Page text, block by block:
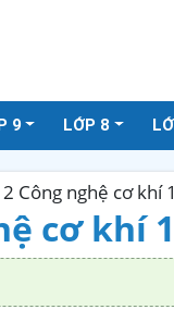
9 LỚP 8
Công nghệ cơ khí
cơ khí